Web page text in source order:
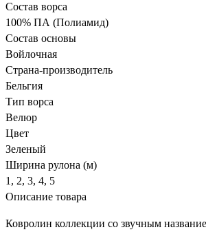
Состав ворса
100% ПА (Полиамид)
Состав основы
Войлочная
Страна-производитель
Бельгия
Тип ворса
Велюр
Цвет
Зеленый
Ширина рулона (м)
1, 2, 3, 4, 5
Описание товара
Ковролин коллекции со звучным